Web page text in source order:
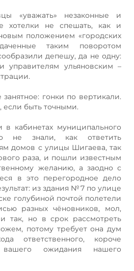
«уважать» незаконные и
хотелки не спешать, как и
положением «городских
таким поворотом
депешу, да не одну:
управителям ульяновским –
гонки по вертикали.
если быть точными.
в кабинетах муниципального
не знали, как ответить
домов с улицы Шигаева, так
раза, и пошли известным
желанию, а заодно с
в это перегородное дело
из здания №7 по улице
голубиной почтой полетели
разных чёновников, мол,
так, но в срок рассмотреть
потому требует она дум
ответственного, короче
ожидания нашего